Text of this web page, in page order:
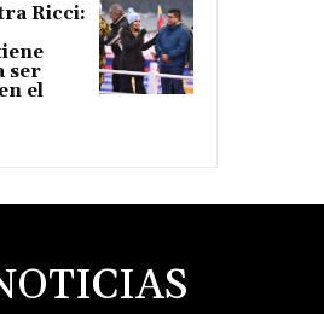
Ricci:
ser
el